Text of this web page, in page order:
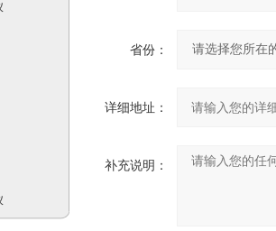
省份：
详细地址：
补充说明：